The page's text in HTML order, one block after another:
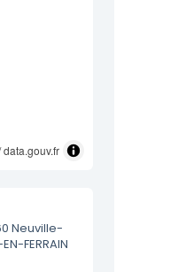
data.gouv.fr
Neuville-
FERRAIN